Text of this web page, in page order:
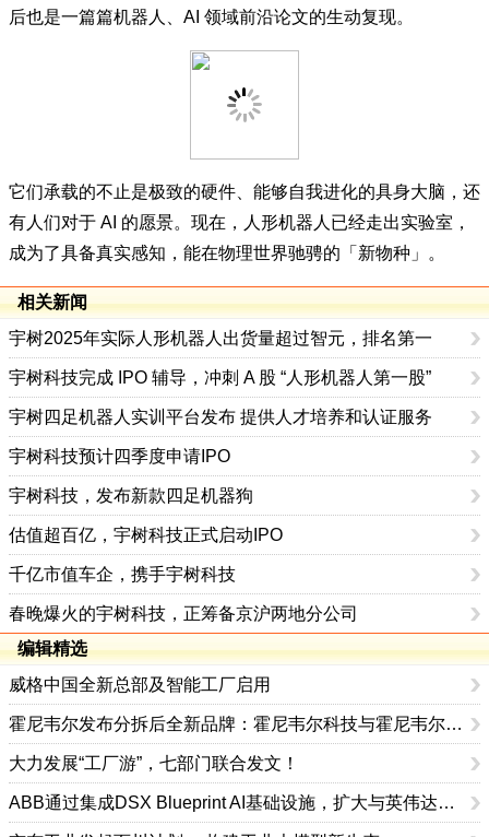
后也是一篇篇机器人、AI 领域前沿论文的生动复现。
它们承载的不止是极致的硬件、能够自我进化的具身大脑，还
有人们对于 AI 的愿景。现在，人形机器人已经走出实验室，
成为了具备真实感知，能在物理世界驰骋的「新物种」。
相关新闻
宇树2025年实际人形机器人出货量超过智元，排名第一
宇树科技完成 IPO 辅导，冲刺 A 股 “人形机器人第一股”
宇树四足机器人实训平台发布 提供人才培养和认证服务
宇树科技预计四季度申请IPO
宇树科技，发布新款四足机器狗
估值超百亿，宇树科技正式启动IPO
千亿市值车企，携手宇树科技
春晚爆火的宇树科技，正筹备京沪两地分公司
编辑精选
威格中国全新总部及智能工厂启用
霍尼韦尔发布分拆后全新品牌：霍尼韦尔科技与霍尼韦尔航空航天
大力发展“工厂游”，七部门联合发文！
ABB通过集成DSX Blueprint AI基础设施，扩大与英伟达的合作